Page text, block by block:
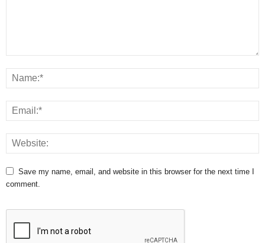
Save my name, email, and website in this browser for the next time I
comment.